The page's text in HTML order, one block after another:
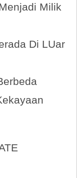
Milik
Di LUar